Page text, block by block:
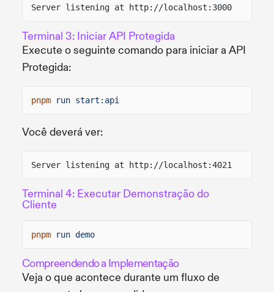
Server listening at http://localhost:3000
Terminal 3: Iniciar API Protegida
Execute o seguinte comando para iniciar a API
Protegida:
pnpm run start:api
Você deverá ver:
Server listening at http://localhost:4021
Terminal 4: Executar Demonstração do
Cliente
pnpm run demo
Compreendendo a Implementação
Veja o que acontece durante um fluxo de